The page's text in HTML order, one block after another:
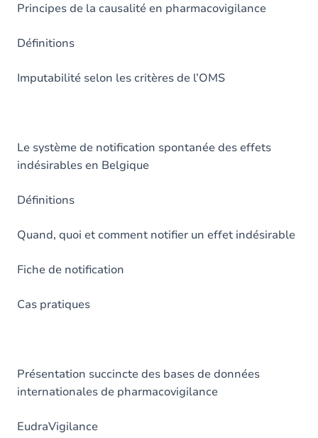
Principes de la causalité en pharmacovigilance
Définitions
Imputabilité selon les critères de l’OMS
Le système de notification spontanée des effets
indésirables en Belgique
Définitions
Quand, quoi et comment notifier un effet indésirable
Fiche de notification
Cas pratiques
Présentation succincte des bases de données
internationales de pharmacovigilance
EudraVigilance